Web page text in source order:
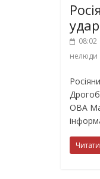
08:02
нелюди
ОВА